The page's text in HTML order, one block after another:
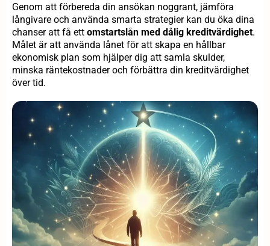
Genom att förbereda din ansökan noggrant, jämföra
långivare och använda smarta strategier kan du öka dina
chanser att få ett omstartslån med dålig kreditvärdighet.
Målet är att använda lånet för att skapa en hållbar
ekonomisk plan som hjälper dig att samla skulder,
minska räntekostnader och förbättra din kreditvärdighet
över tid.